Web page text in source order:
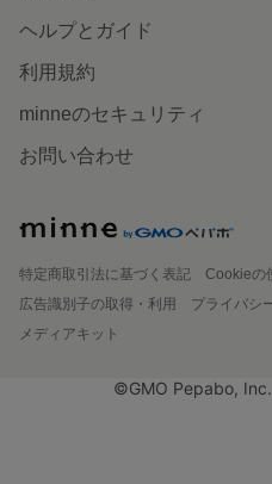
ヘルプとガイド
利用規約
minneのセキュリティ
お問い合わせ
特定商取引法に基づく表記
Cookieの
広告識別子の取得・利用
プライバシ
メディアキット
©GMO Pepabo,